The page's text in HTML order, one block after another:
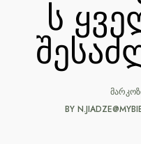
ს
BY